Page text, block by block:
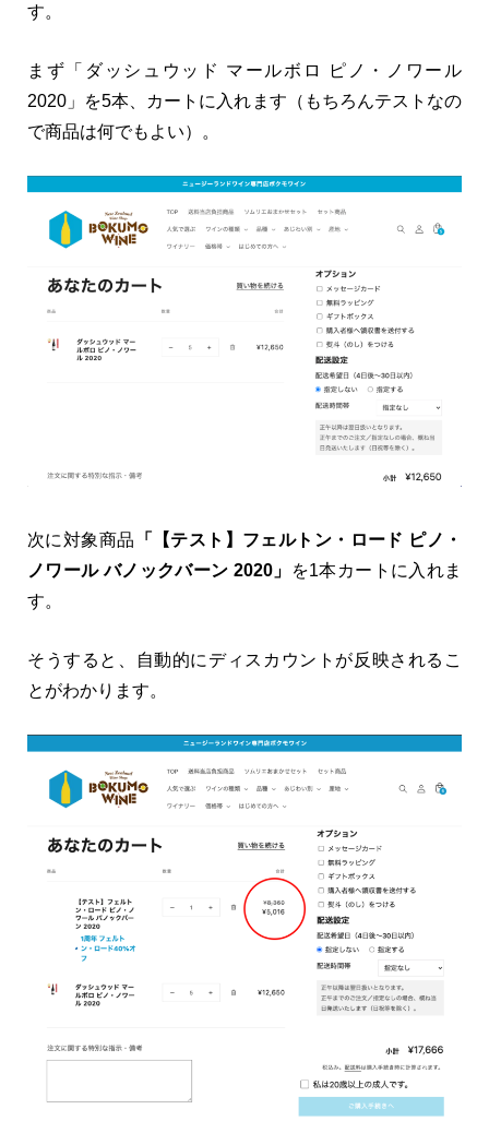
す。
まず「ダッシュウッド マールボロ ピノ・ノワール
2020」を5本、カートに入れます（もちろんテストなの
で商品は何でもよい）。
次に対象商品 「【テスト】フェルトン・ロード ピノ・
ノワール バノックバーン 2020」
を1本カートに入れま
す。
そうすると、自動的にディスカウントが反映されるこ
とがわかります。